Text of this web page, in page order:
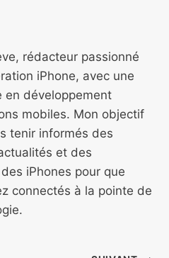
rédacteur passionné
iPhone, avec une
en développement
mobiles. Mon objectif
tenir informés des
et des
iPhones pour que
connectés à la pointe de